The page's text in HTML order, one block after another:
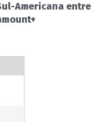
Americana entre